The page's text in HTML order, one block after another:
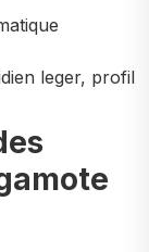
leger, profil